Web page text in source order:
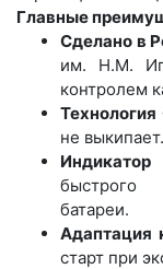
Главные
Сделано в
им. Н.М.
контролем
Технология
не выкипает.
быстрого
батареи.
Адаптация
старт при